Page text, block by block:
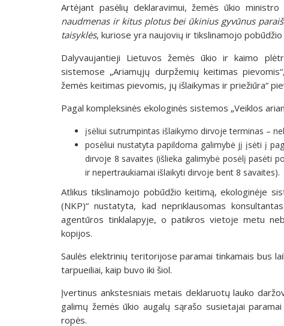
Artėjant pasėlių deklaravimui, žemės ūkio
naudmenas ir kitus plotus bei ūkinius gyvūnus
taisyklės, kuriose yra naujovių ir tikslinamojo
Dalyvaujantieji Lietuvos žemės ūkio ir kaimo
sistemose „Ariamųjų durpžemių keitimas
žemės keitimas pievomis, jų išlaikymas ir priežiūra“
Pagal kompleksinės ekologinės sistemos „Veiklos
įsėliui sutrumpintas išlaikymo dirvoje terminas –
posėliui nustatyta papildoma galimybė jį įsėti į
dirvoje 8 savaites (išlieka galimybė posėlį pasėti
ir nepertraukiamai išlaikyti dirvoje bent 8 savaites).
Atlikus tikslinamojo pobūdžio keitimą, ekologinėje
(NKP)“ nustatyta, kad nepriklausomas
agentūros tinklalapyje, o patikros vietoje metu
kopijos.
Saulės elektrinių teritorijose paramai tinkamais bus
tarpueiliai, kaip buvo iki šiol.
Įvertinus ankstesniais metais deklaruotų lauko
galimų žemės ūkio augalų sąrašo susietajai
ropės.